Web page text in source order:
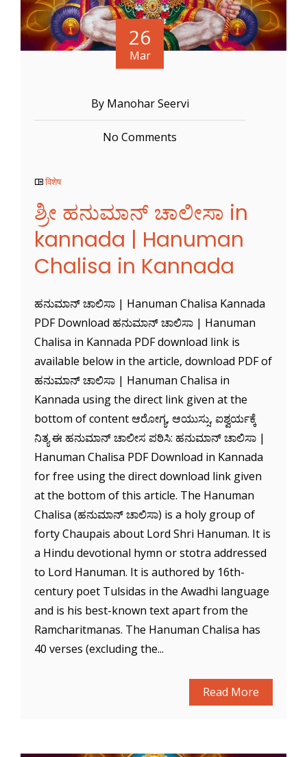
26
Mar
By Manohar Seervi
No Comments
विशेष
ಶ್ರೀ ಹನುಮಾನ್ ಚಾಲೀಸಾ in
kannada | Hanuman
Chalisa in Kannada
ಹನುಮಾನ್ ಚಾಲಿಸಾ | Hanuman Chalisa Kannada
PDF Download ಹನುಮಾನ್ ಚಾಲಿಸಾ | Hanuman
Chalisa in Kannada PDF download link is
available below in the article, download PDF of
ಹನುಮಾನ್ ಚಾಲಿಸಾ | Hanuman Chalisa in
Kannada using the direct link given at the
bottom of content ಆರೋಗ್ಯ, ಆಯುಸ್ಸು, ಐಶ್ವರ್ಯಕ್ಕೆ
ನಿತ್ಯ ಈ ಹನುಮಾನ್ ಚಾಲೀಸ ಪಠಿಸಿ: ಹನುಮಾನ್ ಚಾಲಿಸಾ |
Hanuman Chalisa PDF Download in Kannada
for free using the direct download link given
at the bottom of this article. The Hanuman
Chalisa (ಹನುಮಾನ್ ಚಾಲಿಸಾ) is a holy group of
forty Chaupais about Lord Shri Hanuman. It is
a Hindu devotional hymn or stotra addressed
to Lord Hanuman. It is authored by 16th-
century poet Tulsidas in the Awadhi language
and is his best-known text apart from the
Ramcharitmanas. The Hanuman Chalisa has
40 verses (excluding the...
Read More